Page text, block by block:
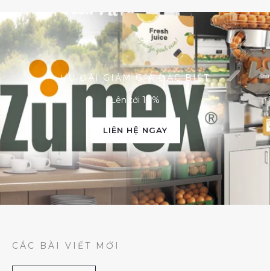
ƯU ĐÃI GIẢM GIÁ ĐẶC BIỆT
Lên tới 10%
LIÊN HỆ NGAY
CÁC BÀI VIẾT MỚI